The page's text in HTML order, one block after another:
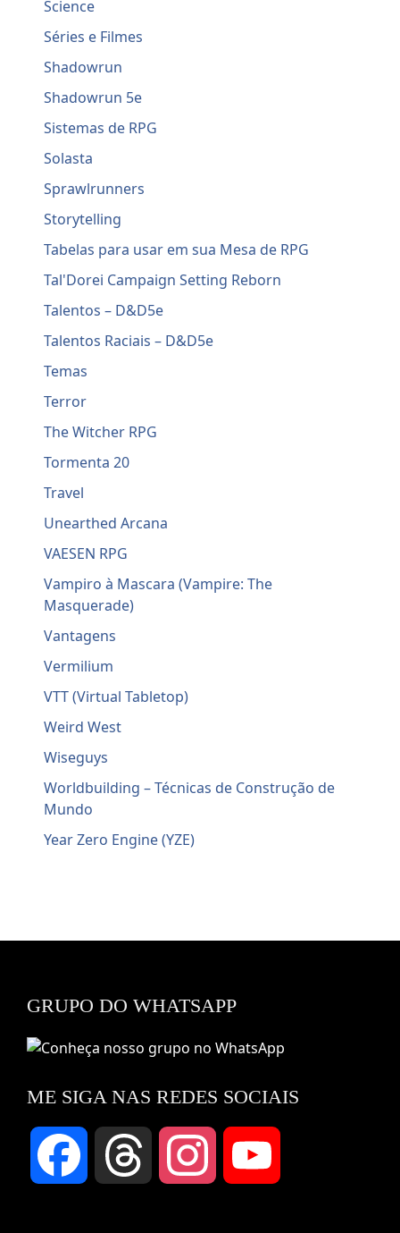
Science
Séries e Filmes
Shadowrun
Shadowrun 5e
Sistemas de RPG
Solasta
Sprawlrunners
Storytelling
Tabelas para usar em sua Mesa de RPG
Tal'Dorei Campaign Setting Reborn
Talentos – D&D5e
Talentos Raciais – D&D5e
Temas
Terror
The Witcher RPG
Tormenta 20
Travel
Unearthed Arcana
VAESEN RPG
Vampiro à Mascara (Vampire: The
Masquerade)
Vantagens
Vermilium
VTT (Virtual Tabletop)
Weird West
Wiseguys
Worldbuilding – Técnicas de Construção de
Mundo
Year Zero Engine (YZE)
GRUPO DO WHATSAPP
ME SIGA NAS REDES SOCIAIS
Facebook Threads Instagram